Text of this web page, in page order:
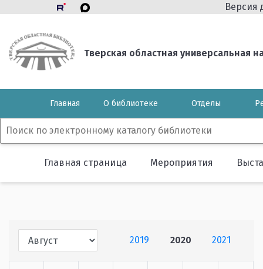
Версия
Тверская областная универсальная
Главная О библиотеке Отделы
Главная страница Мероприятия
2019 2020 2021